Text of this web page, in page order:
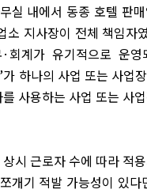
실 내에서 동종 호텔 판
소 지사장이 전체 책임자
· 회계가 유기적으로 운영
’가 하나의 사업 또는 사업
사용하는 사업 또는 사
시 근로자 수에 따라 적
개기 적발 가능성이 있